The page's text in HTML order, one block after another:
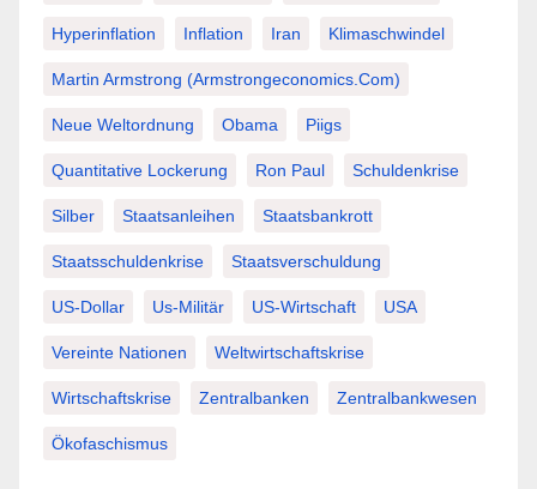
Hyperinflation Inflation Iran Klimaschwindel
Martin Armstrong (Armstrongeconomics.com)
Neue Weltordnung Obama Piigs
Quantitative Lockerung Ron Paul Schuldenkrise
Silber Staatsanleihen Staatsbankrott
Staatsschuldenkrise Staatsverschuldung
US-Dollar Us-Militär US-Wirtschaft USA
Vereinte Nationen Weltwirtschaftskrise
Wirtschaftskrise Zentralbanken Zentralbankwesen
Ökofaschismus